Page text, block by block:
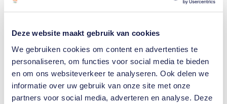
Deze website maakt gebruik van cookies
We gebruiken cookies om content en advertenties te
personaliseren, om functies voor social media te bieden
en om ons websiteverkeer te analyseren. Ook delen we
informatie over uw gebruik van onze site met onze
partners voor social media, adverteren en analyse. Deze
Welke Nederlanders hebben er
ooit meegedaan aan de
Olympische Spelen?